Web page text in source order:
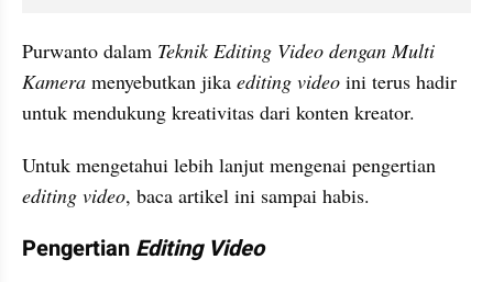
Purwanto dalam Teknik Editing Video dengan Multi
Kamera menyebutkan jika editing video ini terus hadir
untuk mendukung kreativitas dari konten kreator.
editing video, baca artikel ini sampai habis.
Pengertian Editing Video